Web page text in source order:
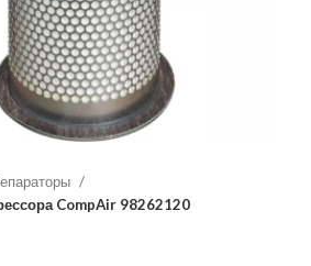
CompAir 98262120